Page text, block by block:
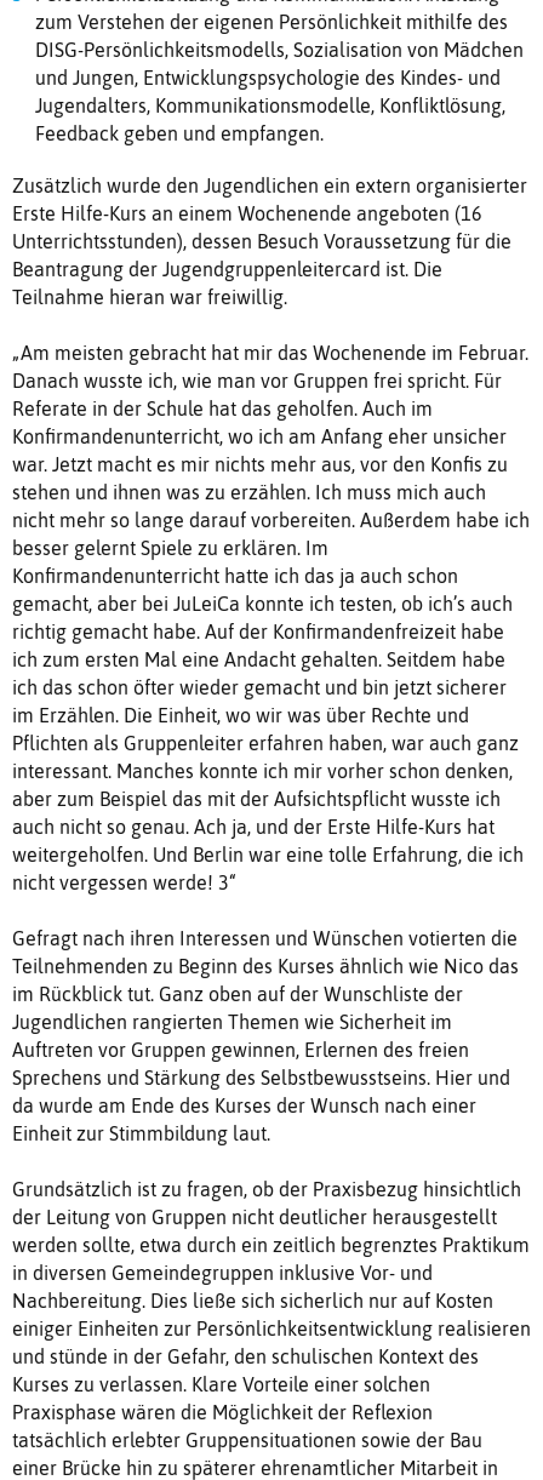
zum Verstehen der eigenen Persönlichkeit mithilfe des
DISG-Persönlichkeitsmodells, Sozialisation von Mädchen
und Jungen, Entwicklungspsychologie des Kindes- und
Jugendalters, Kommunikationsmodelle, Konfliktlösung,
Feedback geben und empfangen.
Zusätzlich wurde den Jugendlichen ein extern organisierter
Erste Hilfe-Kurs an einem Wochenende angeboten (16
Unterrichtsstunden), dessen Besuch Voraussetzung für die
Beantragung der Jugendgruppenleitercard ist. Die
Teilnahme hieran war freiwillig.
„Am meisten gebracht hat mir das Wochenende im Februar.
Danach wusste ich, wie man vor Gruppen frei spricht. Für
Referate in der Schule hat das geholfen. Auch im
Konfirmandenunterricht, wo ich am Anfang eher unsicher
war. Jetzt macht es mir nichts mehr aus, vor den Konfis zu
stehen und ihnen was zu erzählen. Ich muss mich auch
nicht mehr so lange darauf vorbereiten. Außerdem habe ich
besser gelernt Spiele zu erklären. Im
Konfirmandenunterricht hatte ich das ja auch schon
gemacht, aber bei JuLeiCa konnte ich testen, ob ich’s auch
richtig gemacht habe. Auf der Konfirmandenfreizeit habe
ich zum ersten Mal eine Andacht gehalten. Seitdem habe
ich das schon öfter wieder gemacht und bin jetzt sicherer
im Erzählen. Die Einheit, wo wir was über Rechte und
Pflichten als Gruppenleiter erfahren haben, war auch ganz
interessant. Manches konnte ich mir vorher schon denken,
aber zum Beispiel das mit der Aufsichtspflicht wusste ich
auch nicht so genau. Ach ja, und der Erste Hilfe-Kurs hat
weitergeholfen. Und Berlin war eine tolle Erfahrung, die ich
nicht vergessen werde! 3“
Gefragt nach ihren Interessen und Wünschen votierten die
Teilnehmenden zu Beginn des Kurses ähnlich wie Nico das
im Rückblick tut. Ganz oben auf der Wunschliste der
Jugendlichen rangierten Themen wie Sicherheit im
Auftreten vor Gruppen gewinnen, Erlernen des freien
Sprechens und Stärkung des Selbstbewusstseins. Hier und
da wurde am Ende des Kurses der Wunsch nach einer
Einheit zur Stimmbildung laut.
Grundsätzlich ist zu fragen, ob der Praxisbezug hinsichtlich
der Leitung von Gruppen nicht deutlicher herausgestellt
werden sollte, etwa durch ein zeitlich begrenztes Praktikum
in diversen Gemeindegruppen inklusive Vor- und
Nachbereitung. Dies ließe sich sicherlich nur auf Kosten
einiger Einheiten zur Persönlichkeitsentwicklung realisieren
und stünde in der Gefahr, den schulischen Kontext des
Kurses zu verlassen. Klare Vorteile einer solchen
Praxisphase wären die Möglichkeit der Reflexion
tatsächlich erlebter Gruppensituationen sowie der Bau
einer Brücke hin zu späterer ehrenamtlicher Mitarbeit in